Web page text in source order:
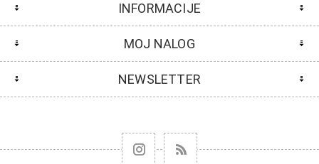
INFORMACIJE
MOJ NALOG
NEWSLETTER